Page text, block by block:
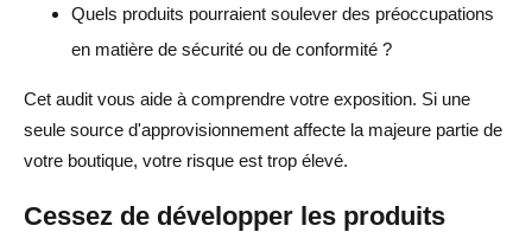
Quels produits pourraient soulever des préoccupations
en matière de sécurité ou de conformité ?
Cet audit vous aide à comprendre votre exposition. Si une
seule source d'approvisionnement affecte la majeure partie de
votre boutique, votre risque est trop élevé.
Cessez de développer les produits